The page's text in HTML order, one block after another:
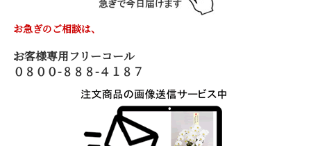
お急ぎのご相談は、
お客様専用フリーコール
０８００-８８８-４１８７